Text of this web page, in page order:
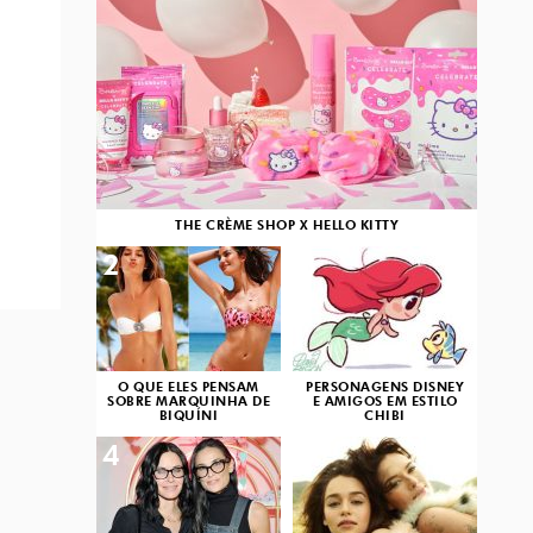
THE CRÈME SHOP X HELLO KITTY
O QUE ELES PENSAM
SOBRE MARQUINHA DE
BIQUÍNI
2
PERSONAGENS DISNEY
E AMIGOS EM ESTILO
CHIBI
3
4